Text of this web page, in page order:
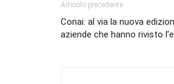
Articolo precedente
Conai: al via la nuova
aziende che hanno rivisto